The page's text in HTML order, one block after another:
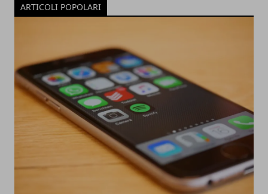
ARTICOLI POPOLARI